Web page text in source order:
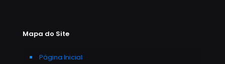
Mapa do Site
Página Inicial